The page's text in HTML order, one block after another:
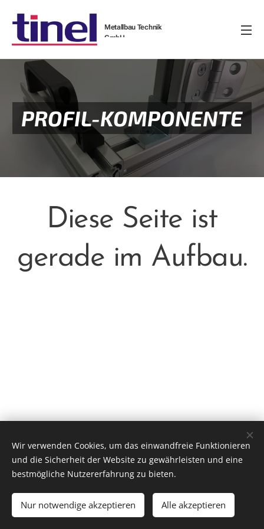
Metallbau Technik
GmbH
PROFIL-KOMPONENTE
Diese Seite ist
gerade im Aufbau.
© 2025 Tinel Metallbau Technik GmbH
Unterstützt vonWebnode Cookies
Wir verwenden Cookies, um das einwandfreie Funktionieren
und die Sicherheit der Website zu gewährleisten und eine
bestmögliche Nutzererfahrung zu bieten.
Nur notwendige akzeptieren Alle akzeptieren